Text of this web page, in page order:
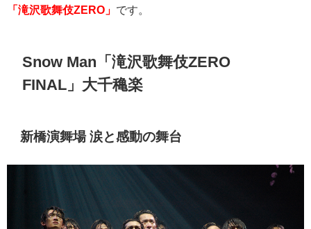
「滝沢歌舞伎ZERO」 です。
Snow Man「滝沢歌舞伎ZERO
FINAL」大千穐楽
新橋演舞場 涙と感動の舞台